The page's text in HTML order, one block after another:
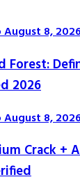
August 8,
Forest:
2026
August 8,
Crack +